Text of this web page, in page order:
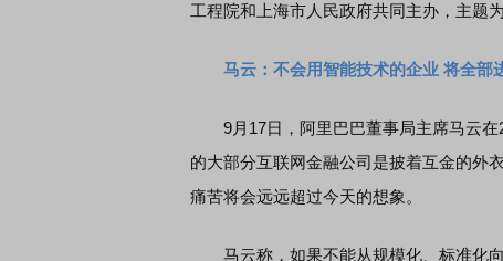
工程院和上海市人民政府共同主办，主题
马云：不会用智能技术的企业 将全部
9月17日，阿里巴巴董事局主席马云在
的大部分互联网金融公司是披着互金的外
痛苦将会远远超过今天的想象。
马云称，如果不能从规模化、标准化向